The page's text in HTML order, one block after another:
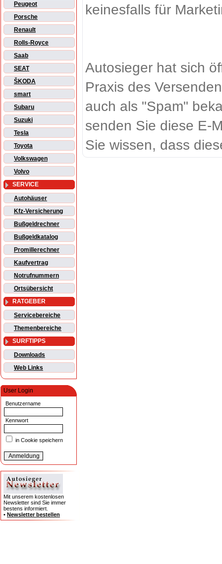
Peugeot
Porsche
Renault
Rolls-Royce
Saab
SEAT
ŠKODA
smart
Subaru
Suzuki
Tesla
Toyota
Volkswagen
Volvo
SERVICE
Autohäuser
Kfz-Versicherung
Bußgeldrechner
Bußgeldkatalog
Promillerechner
Kaufvertrag
Notrufnummern
Ortsübersicht
RATGEBER
Servicebereiche
Themenbereiche
SURFTIPPS
Downloads
Web Links
User Login
Benutzername
Kennwort
in Cookie speichern
Mit unserem kostenlosen
Newsletter sind Sie immer
bestens informiert.
• Newsletter bestellen
keinesfalls für
Autosieger hat sich
Praxis des
auch als "Spam"
senden Sie diese E-
Sie wissen, dass